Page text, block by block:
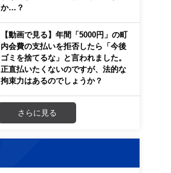
か…？
【動画で見る】年間「5000円」の町
内会費の支払いを拒否したら「今後
ゴミを捨てるな」と言われました。
正直払いたくないのですが、法的な
拘束力はあるのでしょうか？
さらに見る